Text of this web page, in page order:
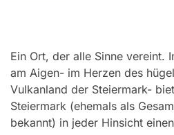
Ein Ort, der alle Sinne vereint.
am Aigen- im Herzen des
Vulkanland der Steiermark-
Steiermark (ehemals als
bekannt) in jeder Hinsicht